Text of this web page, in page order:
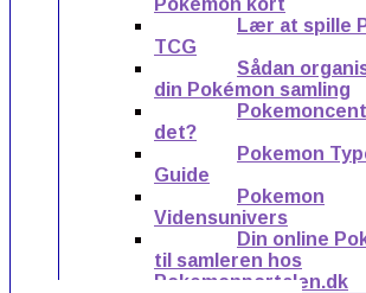
Pokemon kort
Lær at spille
TCG
Sådan
din Pokémon samling
det?
Pokemon
Guide
Pokemon
Vidensunivers
Din online
til samleren hos
Pokemonportalen.dk